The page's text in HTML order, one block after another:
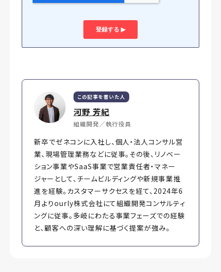
この記事を書いた人
河野 芳紀
組織開発／執行役員
新卒でゼネコンに入社し、個人・法人コンサル営
業、現場管理業務などに従事。その後、リノベー
ション事業やSaaS事業で営業責任者・マネー
ジャーとして、チームビルディングや新規事業推
進を経験。カスタマーサクセスを経て、2024年6
月よりourly株式会社にて組織開発コンサルティ
ングに従事。多岐にわたる事業フェーズでの経験
と、顧客への深い理解に基づく提案が強み。